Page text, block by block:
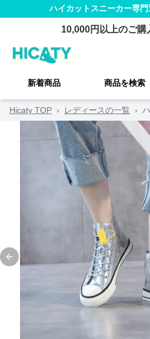
ハイカットスニーカー専門
10,000円以上のご購
新着商品 商品を検索
Hicaty TOP › レディースの一覧 ›
Previous slide